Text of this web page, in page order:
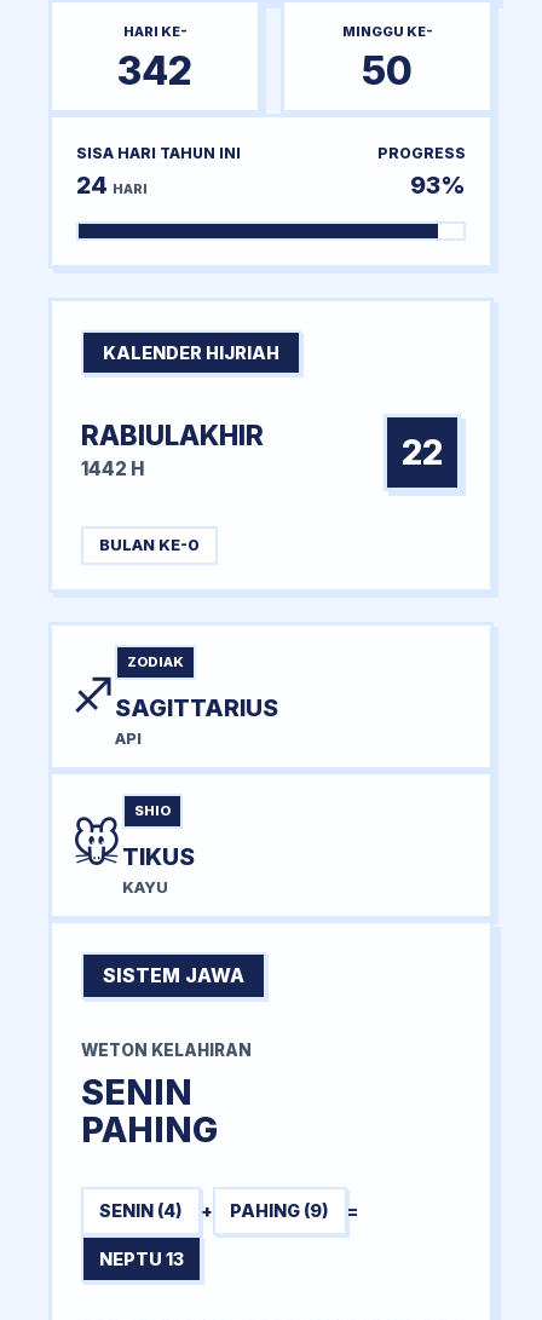
HARI KE-
342
MINGGU KE-
50
SISA HARI TAHUN INI
24 HARI
PROGRESS
93%
KALENDER HIJRIAH
RABIULAKHIR
1442 H 22
BULAN KE-0
♐
ZODIAK
SAGITTARIUS
API
🐭
SHIO
TIKUS
KAYU
SISTEM JAWA
WETON KELAHIRAN
SENIN
PAHING
SENIN (4) + PAHING (9) =
NEPTU 13